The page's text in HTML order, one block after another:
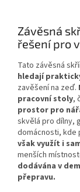
Závěsná
řešení pro
Tato závěsná
hledají
zavěšení na zeď.
pracovní stoly,
prostor pro
skvělá pro dílny,
domácnosti, kde
však využít i
menších
dodávána v
přepravu.